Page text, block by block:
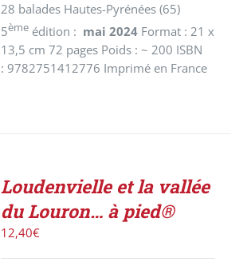
28 balades Hautes-Pyrénées (65)
5ème édition : mai 2024 Format : 21 x
13,5 cm 72 pages Poids : ~ 200 ISBN
: 9782751412776 Imprimé en France
Loudenvielle et la vallée
du Louron… à pied®
12,40€